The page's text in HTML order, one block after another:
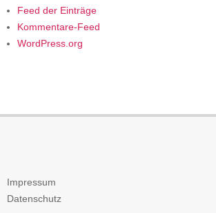
Feed der Einträge
Kommentare-Feed
WordPress.org
Impressum
Datenschutz